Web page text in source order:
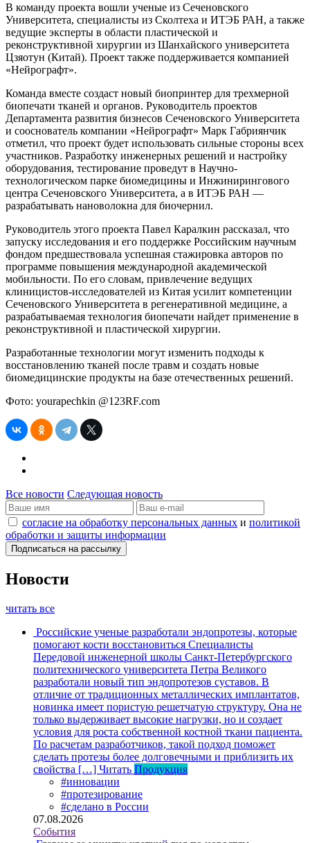
В команду проекта вошли ученые из Сеченовского
Университета, специалисты из Сколтеха и ИТЭБ РАН, а также
ведущие эксперты в области пластической и
реконструктивной хирургии из Шанхайского университета
Цзяотун (Китай). Проект также поддерживается компанией
«Нейрографт».
Команда вместе создаст новый биопринтер для трехмерной
биопечати тканей и органов. Руководитель проектов
Департамента развития бизнесов Сеченовского Университета
и сооснователь компании «Нейрографт» Марк Габриянчик
отметил, что проект будет использовать сильные стороны всех
участников. Разработку инженерных решений и настройку
оборудования, тестирование проведут в Научно-
технологическом парке биомедицины и Инжинирингового
центра Сеченовского Университета, а в ИТЭБ РАН —
разрабатывать нановолокна для биочернил.
Руководитель этого проекта Павел Каралкин рассказал, что
запуску исследования и его поддержке Российским научным
фондом предшествовала успешная стажировка авторов по
программе повышения международной академической
мобильности. По его словам, привлечение ведущих
клиницистов-исследователей из Китая усилит компетенции
Сеченовского Университета в регенеративной медицине, а
разрабатываемая технология биопечати найдет применение в
реконструктивной и пластической хирургии.
Разработанные технологии могут изменить подходы к
восстановлению тканей после травм и создать новые
биомедицинские продукты на базе отечественных решений.
Фото: yourapechkin @123RF.com
Все новости Следующая новость
согласие на обработку персональных данных и политикой
обработки и защиты информации
Новости
читать все
Российские ученые разработали эндопротезы, которые
помогают кости восстановиться Специалисты
Передовой инженерной школы Санкт-Петербургского
политехнического университета Петра Великого
разработали новый тип эндопротезов суставов. В
отличие от традиционных металлических имплантатов,
новинка имеет пористую решетчатую структуру. Она не
только выдерживает высокие нагрузки, но и создает
условия для роста собственной костной ткани пациента.
По расчетам разработчиков, такой подход поможет
сделать протезы более долговечными и приблизить их
свойства […] Читать Продукция
#инновации
#протезирование
#сделано в России
07.08.2026
События